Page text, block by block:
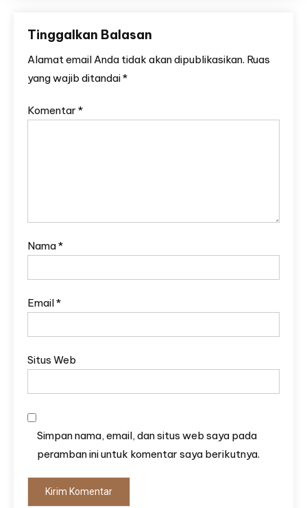
Tinggalkan Balasan
Alamat email Anda tidak akan dipublikasikan. Ruas
yang wajib ditandai*
Komentar *
Nama*
Email*
Situs Web
Simpan nama, email, dan situs web saya pada
peramban ini untuk komentar saya berikutnya.